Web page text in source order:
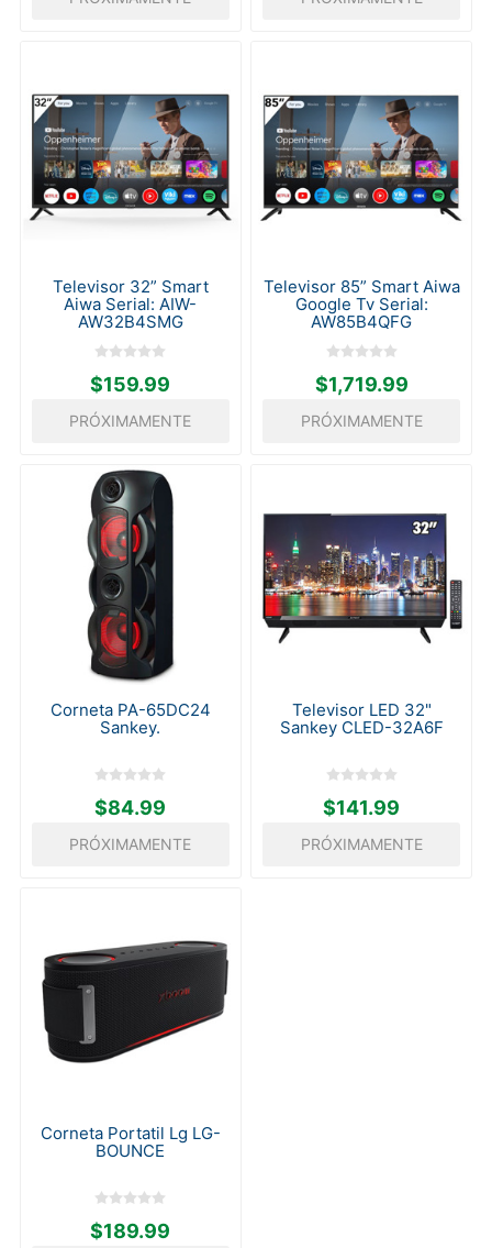
Televisor 32” Smart
Aiwa Serial: AIW-
AW32B4SMG
$159.99
PRÓXIMAMENTE
Televisor 85” Smart Aiwa
Google Tv Serial:
AW85B4QFG
$1,719.99
PRÓXIMAMENTE
Corneta PA-65DC24
Sankey.
$84.99
PRÓXIMAMENTE
Televisor LED 32"
Sankey CLED-32A6F
$141.99
PRÓXIMAMENTE
Corneta Portatil Lg LG-
BOUNCE
$189.99